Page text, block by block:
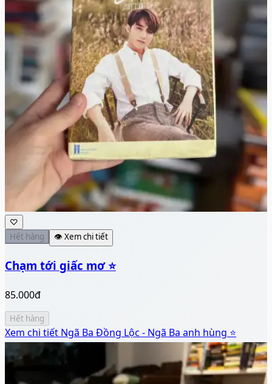
♡
Hết hàng
👁️ Xem chi tiết
Chạm tới giấc mơ ⭐
85.000đ
Hết hàng
Xem chi tiết Ngã Ba Đồng Lộc - Ngã Ba anh hùng ⭐